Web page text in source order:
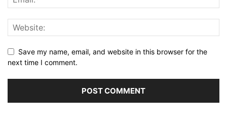
Save my name, email, and website in this browser for the
next time I comment.